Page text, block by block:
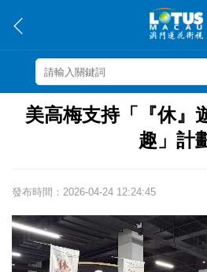
美高梅支持「『休』
趣」計
發布時間：2026-04-24 12:24:45